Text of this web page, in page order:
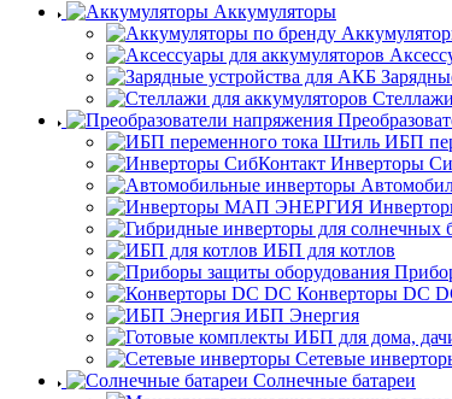
Аккумуляторы
ИБП
Инверторы
ИБП для котлов
Конверторы DC
ИБП Энергия
Сетевые
Солнечные батареи